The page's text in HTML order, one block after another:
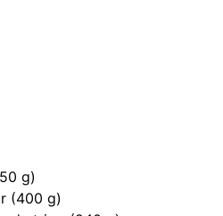
g)
(400 g)